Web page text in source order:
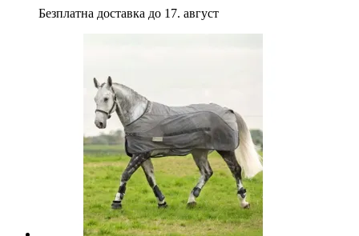
Безплатна доставка до 17. август